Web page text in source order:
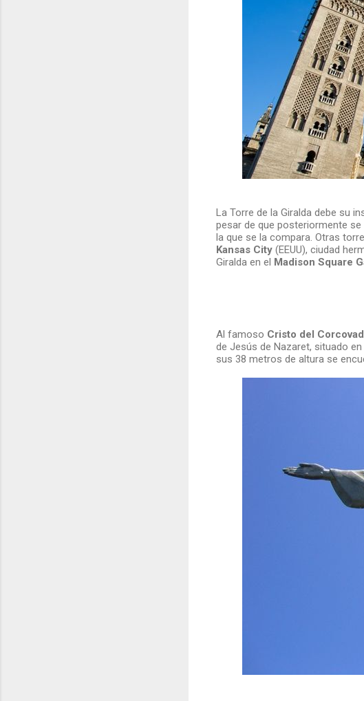
La Torre de la Giralda debe su
pesar de que posteriormente
la que se la compara. Otras
Kansas City(EEUU), ciudad
Giralda en el Madison Square
Al famoso Cristo del
de Jesús de Nazaret, situado en
sus 38 metros de altura se